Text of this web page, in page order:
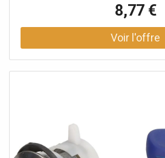
8,77 €